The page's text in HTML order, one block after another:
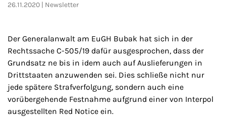
26.11.2020 Newsletter
Der Generalanwalt am EuGH Bubak hat sich in der
Rechtssache C-505/19 dafür ausgesprochen, dass der
Grundsatz ne bis in idem auch auf Auslieferungen in
Drittstaaten anzuwenden sei. Dies schließe nicht nur
jede spätere Strafverfolgung, sondern auch eine
vorübergehende Festnahme aufgrund einer von Interpol
ausgestellten Red Notice ein.